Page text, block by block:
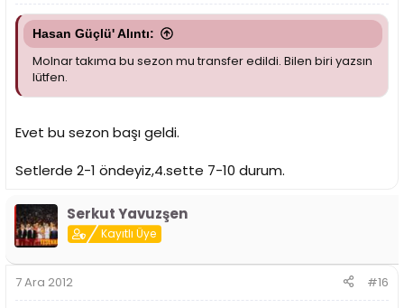
Hasan Güçlü' Alıntı:
Molnar takıma bu sezon mu transfer edildi. Bilen biri yazsın
lütfen.
Evet bu sezon başı geldi.
Setlerde 2-1 öndeyiz,4.sette 7-10 durum.
Serkut Yavuzşen
Kayıtlı Üye
7 Ara 2012 #16